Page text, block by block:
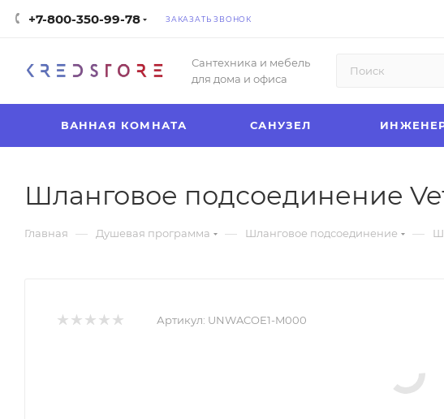
+7-800-350-99-78 ЗАКАЗАТЬ ЗВОНОК
Сантехника и мебель
для дома и офиса
ВАННАЯ КОМНАТА САНУЗЕЛ
Шланговое подсоединение
Главная — Душевая программа — Шланговое подсоединение —
Артикул: UNWACOE1-M000